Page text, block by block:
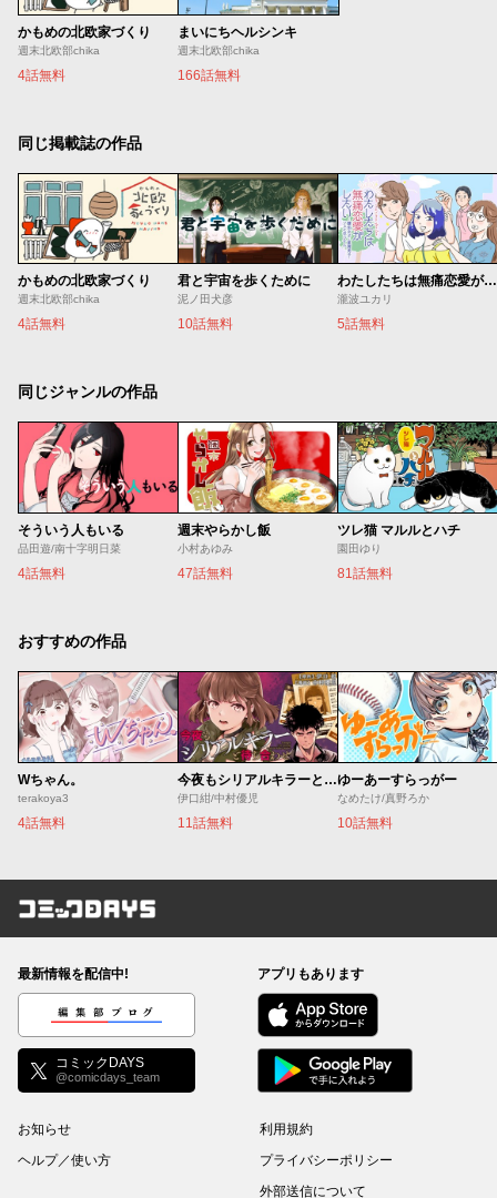
かもめの北欧家づくり
週末北欧部chika
4話無料
まいにちヘルシンキ
週末北欧部chika
166話無料
同じ掲載誌の作品
かもめの北欧家づくり
週末北欧部chika
4話無料
君と宇宙を歩くために
泥ノ田犬彦
10話無料
わたしたちは無痛恋愛がしたい 〜鍵垢女子と星屑男子とフェミおじさん〜
瀧波ユカリ
5話無料
同じジャンルの作品
そういう人もいる
品田遊/南十字明日菜
4話無料
週末やらかし飯
小村あゆみ
47話無料
ツレ猫 マルルとハチ
園田ゆり
81話無料
おすすめの作品
Wちゃん。
terakoya3
4話無料
今夜もシリアルキラーと待ち合わせ
伊口紺/中村優児
11話無料
ゆーあーすらっがー
なめたけ/真野ろか
10話無料
コミックDAYS
最新情報を配信中!
編集部ブログ
コミックDAYS
@comicdays_team
アプリもあります
お知らせ
ヘルプ／使い方
利用規約
プライバシーポリシー
外部送信について